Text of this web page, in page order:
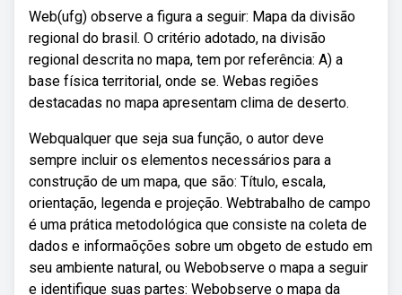
Web(ufg) observe a figura a seguir: Mapa da divisão
regional do brasil. O critério adotado, na divisão
regional descrita no mapa, tem por referência: A) a
base física territorial, onde se. Webas regiões
destacadas no mapa apresentam clima de deserto.
Webqualquer que seja sua função, o autor deve
sempre incluir os elementos necessários para a
construção de um mapa, que são: Título, escala,
orientação, legenda e projeção. Webtrabalho de campo
é uma prática metodológica que consiste na coleta de
dados e informaõções sobre um obgeto de estudo em
seu ambiente natural, ou Webobserve o mapa a seguir
e identifique suas partes: Webobserve o mapa da